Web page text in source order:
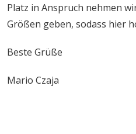
Platz in Anspruch nehmen
Größen geben, sodass hier
Beste Grüße
Mario Czaja